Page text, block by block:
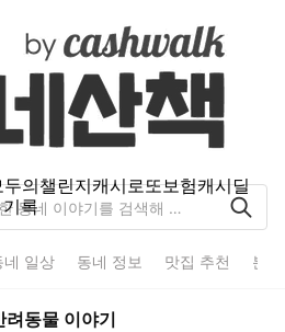
두의챌린지캐시로또보험캐시딜
록
네 일상 동네 정보 맛집 추천 분
려동물 이야기